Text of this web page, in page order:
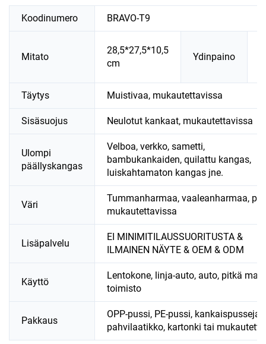
Koodinumero BRAVO-T9
Mitato
28,5*27,5*10,5
cm
Ydinpaino
Täytys Muistivaa, mukautettavissa
Sisäsuojus Neulotut kankaat, mukautettavissa
Ulompi
päällyskangas
Velboa, verkko, sametti,
bambukankaiden, quilattu kangas,
luiskahtamaton kangas jne.
Väri
Tummanharmaa, vaaleanharmaa,
mukautettavissa
Lisäpalvelu
EI MINIMITILAUSSUORITUSTA &
ILMAINEN NÄYTE & OEM & ODM
Käyttö
Lentokone, linja-auto, auto, pitkä
toimisto
Pakkaus
OPP-pussi, PE-pussi, kankaispusseja,
pahvilaatikko, kartonki tai mukautettu